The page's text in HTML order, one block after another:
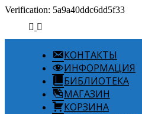
Verification: 5a9a40ddc6dd5f33
КОНТАКТЫ
ИНФОРМАЦИЯ
БИБЛИОТЕКА
МАГАЗИН
КОРЗИНА